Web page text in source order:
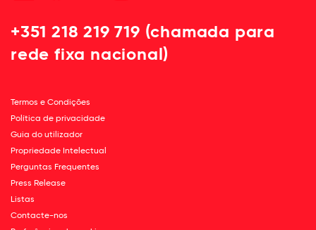
+351 218 219 719 (chamada para
rede fixa nacional)
Termos e Condições
Política de privacidade
Guia do utilizador
Propriedade Intelectual
Perguntas Frequentes
Press Release
Listas
Contacte-nos